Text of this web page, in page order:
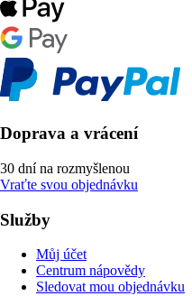
Doprava a vrácení
30 dní na rozmyšlenou
Vraťte svou objednávku
Služby
Můj účet
Centrum nápovědy
Sledovat mou objednávku